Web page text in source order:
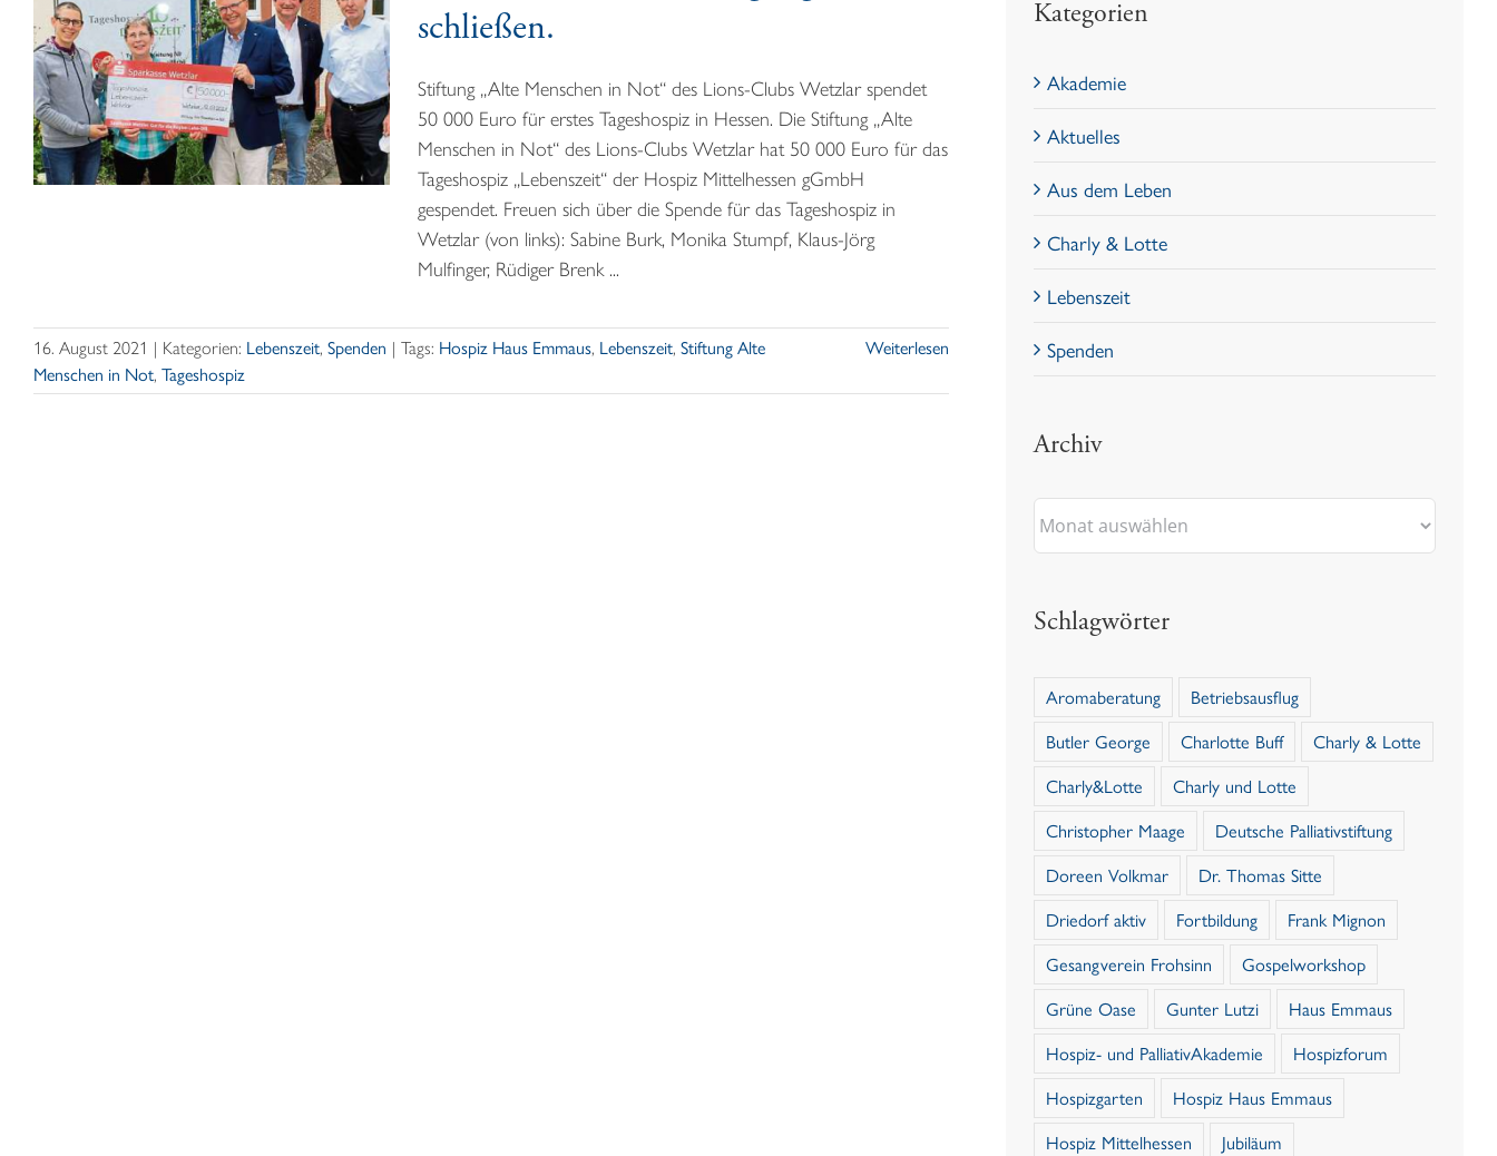
schließen.
Stiftung „Alte Menschen in Not“ des Lions-Clubs Wetzlar spendet
50 000 Euro für erstes Tageshospiz in Hessen. Die Stiftung „Alte
Menschen in Not“ des Lions-Clubs Wetzlar hat 50 000 Euro für das
Tageshospiz „Lebenszeit“ der Hospiz Mittelhessen gGmbH
gespendet. Freuen sich über die Spende für das Tageshospiz in
Wetzlar (von links): Sabine Burk, Monika Stumpf, Klaus-Jörg
Mulfinger, Rüdiger Brenk ...
16. August 2021 | Kategorien: Lebenszeit, Spenden | Tags: Hospiz Haus Emmaus, Lebenszeit, Stiftung Alte
Menschen in Not, Tageshospiz
Weiterlesen
Kategorien
Akademie
Aktuelles
Aus dem Leben
Charly & Lotte
Lebenszeit
Spenden
Archiv
Schlagwörter
Aromaberatung
Betriebsausflug
Butler George
Charlotte Buff
Charly & Lotte
Charly&Lotte
Charly und Lotte
Christopher Maage
Deutsche Palliativstiftung
Doreen Volkmar
Dr. Thomas Sitte
Driedorf aktiv
Fortbildung
Frank Mignon
Gesangverein Frohsinn
Gospelworkshop
Grüne Oase
Gunter Lutzi
Haus Emmaus
Hospiz- und PalliativAkademie
Hospizforum
Hospizgarten
Hospiz Haus Emmaus
Hospiz Mittelhessen
Jubiläum